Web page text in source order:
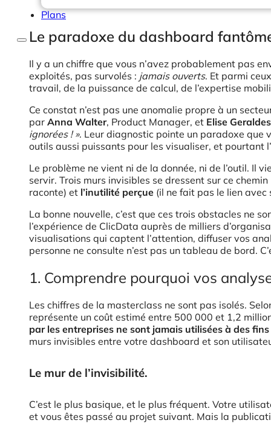
Plans
Le paradoxe du dashboard
Il y a un chiffre que vous n’avez probablement pas
exploités, pas survolés : jamais ouverts. Et parmi
travail, de la puissance de calcul, de l’expertise
Ce constat n’est pas une anomalie propre à un
par Anna Walter, Product Manager, et Elise Geraldes
ignorées ! ». Leur diagnostic pointe un paradoxe que
outils aussi puissants pour les visualiser, et pourtant
Le problème ne vient ni de la donnée, ni de l’outil. Il
servir. Trois murs invisibles se dressent sur ce
raconte) et l’inutilité perçue (il ne fait pas le lien avec
La bonne nouvelle, c’est que ces trois obstacles ne
l’expérience de ClicData auprès de milliers
visualisations qui captent l’attention, diffuser vos
personne ne consulte n’est pas un tableau de bord.
1. Comprendre pourquoi vos
Les chiffres de la masterclass ne sont pas isolés.
représente un coût estimé entre 500 000 et 1,2
par les entreprises ne sont jamais utilisées à des fins
murs invisibles entre votre dashboard et son
Le mur de l’invisibilité.
C’est le plus basique, et le plus fréquent. Votre
et vous êtes passé au projet suivant. Mais la